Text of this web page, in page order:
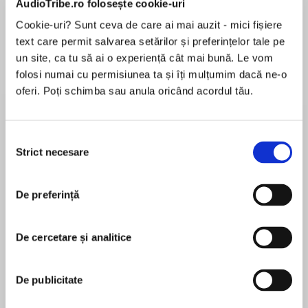
AudioTribe.ro folosește cookie-uri
Cookie-uri? Sunt ceva de care ai mai auzit - mici fișiere
text care permit salvarea setărilor și preferințelor tale pe
un site, ca tu să ai o experiență cât mai bună. Le vom
folosi numai cu permisiunea ta și îți mulțumim dacă ne-o
oferi. Poți schimba sau anula oricând acordul tău.
consimțământului
Strict necesare
De preferință
De cercetare și analitice
De publicitate
Desprecarte
From the bestselling, acclaimed author of Tully
and The Bronze Horseman comes the
on his way to war—a moving, compelling novel
of love lost and found set against the stunning
college and starting a new life far from her home
European adventure with her boyfriend and two
best friends. Their destination is Barcelona, but
pentru această carte
Paullina Simons was born in Leningrad in 1963. As